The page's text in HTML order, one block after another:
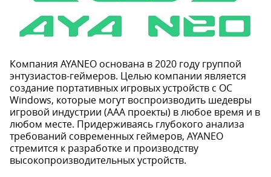
Компания AYANEO основана в 2020 году группой
энтузиастов-геймеров. Целью компании является
создание портативных игровых устройств с OС
Windows, которые могут воспроизводить шедевры
игровой индустрии (ААА проекты) в любое время и в
любом месте. Придерживаясь глубокого анализа
требований современных геймеров, AYANEO
стремится к разработке и производству
высокопроизводительных устройств.